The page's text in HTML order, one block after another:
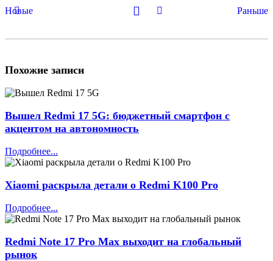
Новые Раньше
Похожие записи
Вышел Redmi 17 5G: бюджетный смартфон с
акцентом на автономность
Подробнее...
Xiaomi раскрыла детали о Redmi K100 Pro
Подробнее...
Redmi Note 17 Pro Max выходит на глобальный
рынок